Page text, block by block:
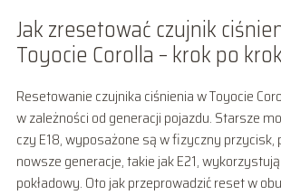
Jak zresetować czujnik
Toyocie Corolla – krok po
Resetowanie czujnika ciśnienia w Toyocie
w zależności od generacji pojazdu. Starsze
czy E18, wyposażone są w fizyczny przycisk,
nowsze generacje, takie jak E21,
pokładowy. Oto jak przeprowadzić reset w